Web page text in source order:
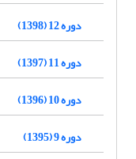
دوره 12 (1398)
دوره 11 (1397)
دوره 10 (1396)
دوره 9 (1395)